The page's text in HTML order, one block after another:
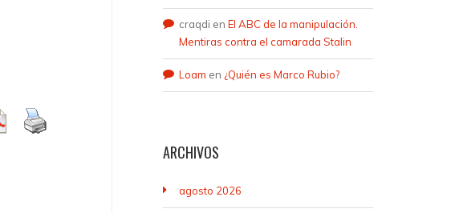
craqdi en El ABC de la manipulación.
Mentiras contra el camarada Stalin
Loam en ¿Quién es Marco Rubio?
ARCHIVOS
agosto 2026